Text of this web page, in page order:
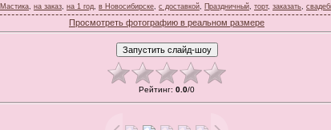
Мастика на заказ на 1 год в Новосибирске с доставкой Праздничный торт, заказать
Просмотреть фотографию в реальном размере
Рейтинг: 0.0/0